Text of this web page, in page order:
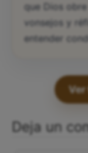
que Dios
vonsejos y
entender
Deja un